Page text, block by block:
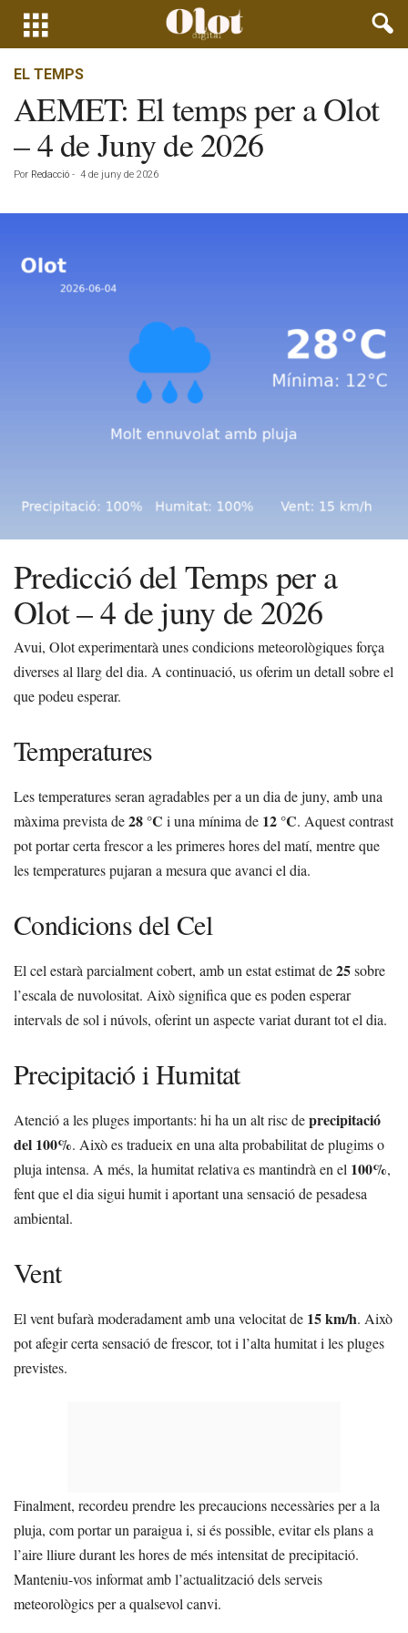
EL TEMPS
AEMET: El temps per a Olot
– 4 de Juny de 2026
Por Redacció - 4 de juny de 2026
Predicció del Temps per a
Olot – 4 de juny de 2026
Avui, Olot experimentarà unes condicions meteorològiques força
diverses al llarg del dia. A continuació, us oferim un detall sobre el
que podeu esperar.
Temperatures
Les temperatures seran agradables per a un dia de juny, amb una
màxima prevista de28 °C i una mínima de 12 °C. Aquest contrast
pot portar certa frescor a les primeres hores del matí, mentre que
les temperatures pujaran a mesura que avanci el dia.
Condicions del Cel
El cel estarà parcialment cobert, amb un estat estimat de25sobre
l’escala de nuvolositat. Això significa que es poden esperar
intervals de sol i núvols, oferint un aspecte variat durant tot el dia.
Precipitació i Humitat
Atenció a les pluges importants: hi ha un alt risc deprecipitació
del 100%. Això es tradueix en una alta probabilitat de plugims o
pluja intensa. A més, la humitat relativa es mantindrà en el 100%,
fent que el dia sigui humit i aportant una sensació de pesadesa
ambiental.
Vent
El vent bufarà moderadament amb una velocitat de 15 km/h. Això
pot afegir certa sensació de frescor, tot i l’alta humitat i les pluges
previstes.
Finalment, recordeu prendre les precaucions necessàries per a la
pluja, com portar un paraigua i, si és possible, evitar els plans a
l’aire lliure durant les hores de més intensitat de precipitació.
Manteniu-vos informat amb l’actualització dels serveis
meteorològics per a qualsevol canvi.